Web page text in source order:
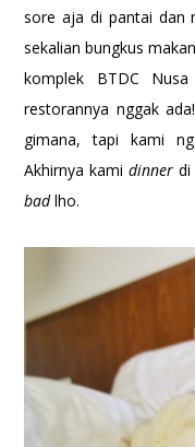
sore aja di pantai dan
sekalian bungkus
komplek BTDC
restorannya nggak
gimana, tapi kami
Akhirnya kamidinnerdi
badlho.